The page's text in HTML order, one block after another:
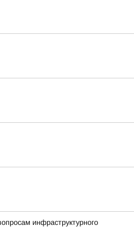
инфраструктурного